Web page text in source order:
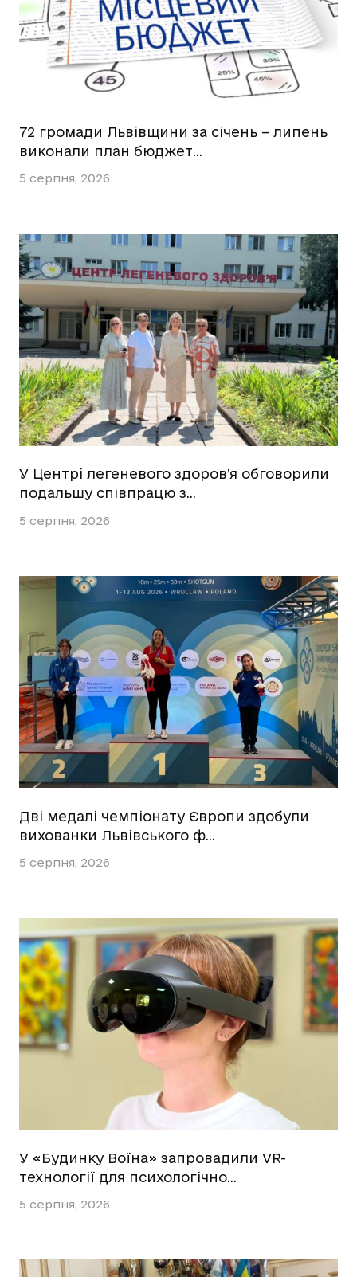
72 громади Львівщини за січень – липень
виконали план бюджет…
5 серпня, 2026
У Центрі легеневого здоров’я обговорили
подальшу співпрацю з…
5 серпня, 2026
Дві медалі чемпіонату Європи здобули
вихованки Львівського ф…
5 серпня, 2026
У «Будинку Воїна» запровадили VR-
технології для психологічно…
5 серпня, 2026